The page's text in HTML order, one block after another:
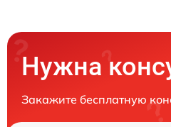
Нужна
Закажите бесплатную